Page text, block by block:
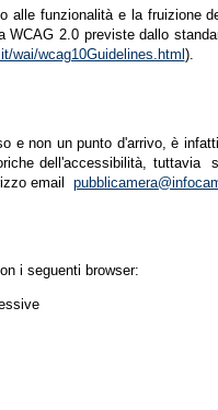
alle funzionalità e la fruizione
2.0 previste dallo
wai/wcag10Guidelines.html ).
e non un punto d'arrivo, è
dell'accessibilità, tuttavia
email
i seguenti browser: